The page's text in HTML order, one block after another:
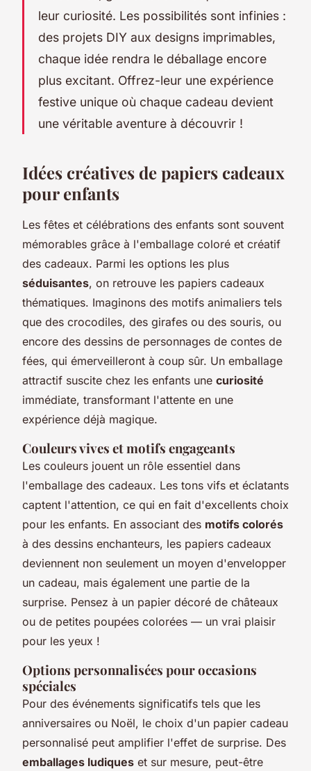
leur curiosité. Les possibilités sont infinies :
des projets DIY aux designs imprimables,
chaque idée rendra le déballage encore
plus excitant. Offrez-leur une expérience
festive unique où chaque cadeau devient
une véritable aventure à découvrir !
Idées créatives de papiers cadeaux
pour enfants
Les fêtes et célébrations des enfants sont souvent
mémorables grâce à l'emballage coloré et créatif
des cadeaux. Parmi les options les plus
séduisantes, on retrouve les papiers cadeaux
thématiques. Imaginons des motifs animaliers tels
que des crocodiles, des girafes ou des souris, ou
encore des dessins de personnages de contes de
fées, qui émerveilleront à coup sûr. Un emballage
attractif suscite chez les enfants une curiosité
immédiate, transformant l'attente en une
expérience déjà magique.
Couleurs vives et motifs engageants
Les couleurs jouent un rôle essentiel dans
l'emballage des cadeaux. Les tons vifs et éclatants
captent l'attention, ce qui en fait d'excellents choix
pour les enfants. En associant des motifs colorés
à des dessins enchanteurs, les papiers cadeaux
deviennent non seulement un moyen d'envelopper
un cadeau, mais également une partie de la
surprise. Pensez à un papier décoré de châteaux
ou de petites poupées colorées — un vrai plaisir
pour les yeux !
Options personnalisées pour occasions
spéciales
Pour des événements significatifs tels que les
anniversaires ou Noël, le choix d'un papier cadeau
personnalisé peut amplifier l'effet de surprise. Des
emballages ludiques et sur mesure, peut-être